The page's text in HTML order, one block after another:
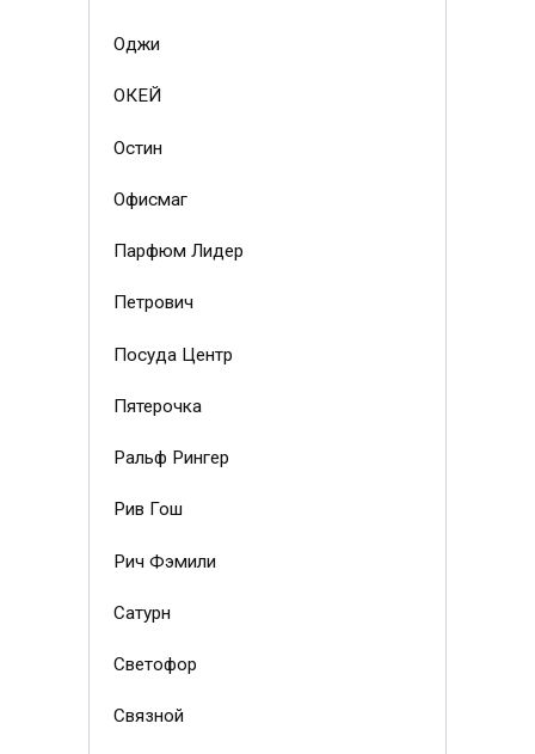
Оджи
ОКЕЙ
Остин
Офисмаг
Парфюм Лидер
Петрович
Посуда Центр
Пятерочка
Ральф Рингер
Рив Гош
Рич Фэмили
Сатурн
Светофор
Связной